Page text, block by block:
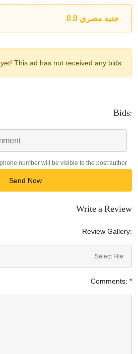
0.0 جنيه مصري
This ad has not received any bids.
Bids:
number will be visible to the post author
Send Now
Write a Review
Review Gallery:
Select File
Comments: *